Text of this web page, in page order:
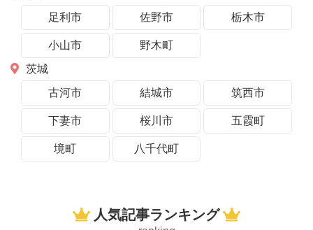
足利市
佐野市 栃木市
小山市
野木町
茨城
古河市
結城市 筑西市
下妻市 桜川市 五霞町
境町 八千代町
人気記事ランキング